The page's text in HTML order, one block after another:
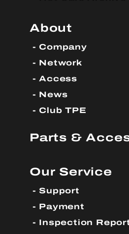
About
Company
Network
Access
News
Club TPE
Parts &
Our Service
Support
Payment
Inspection